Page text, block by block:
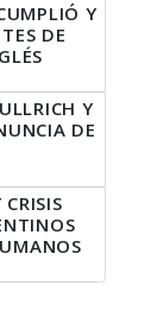
Y
DE
Y
DE